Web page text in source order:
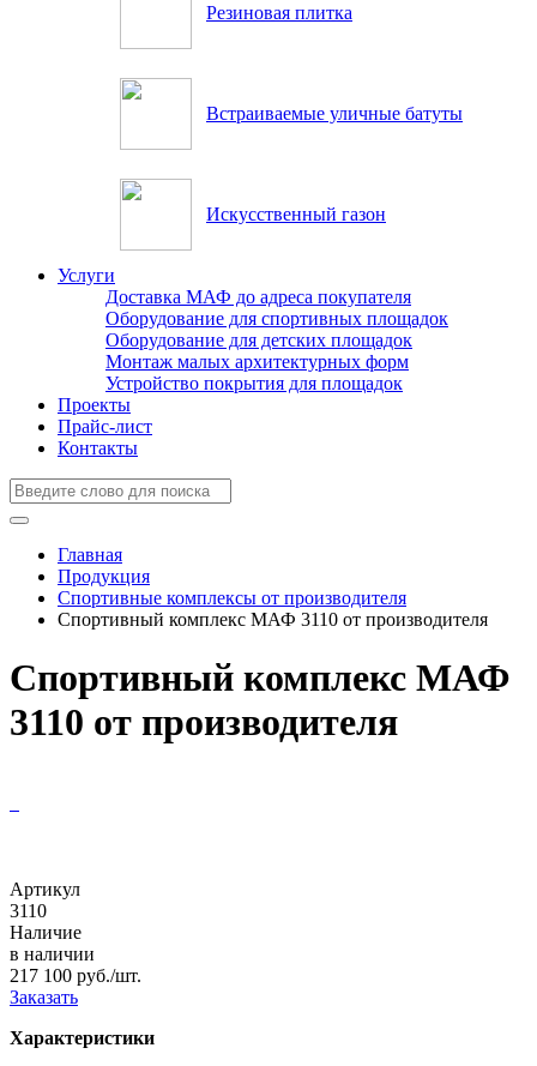
Резиновая плитка
Встраиваемые уличные батуты
Искусственный газон
Услуги
Доставка МАФ до адреса покупателя
Оборудование для спортивных площадок
Оборудование для детских площадок
Монтаж малых архитектурных форм
Устройство покрытия для площадок
Проекты
Прайс-лист
Контакты
Главная
Продукция
Спортивные комплексы от производителя
Спортивный комплекс МАФ 3110 от производителя
Спортивный комплекс МАФ
3110 от производителя
Артикул
3110
Наличие
в наличии
217 100 руб./шт.
Заказать
Характеристики